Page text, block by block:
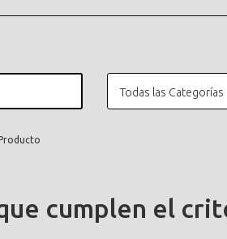
Todas las Categorías
cumplen el